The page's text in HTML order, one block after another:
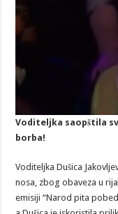
Voditeljka saopštila
borba!
Voditeljka Dušica
nosa, zbog obaveza u
emisiji “Narod pita